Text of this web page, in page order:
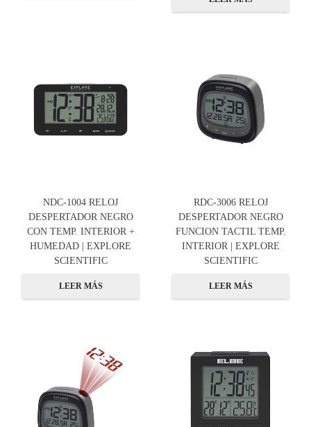
NDC-1004 RELOJ
DESPERTADOR NEGRO
CON TEMP. INTERIOR +
HUMEDAD | EXPLORE
SCIENTIFIC
LEER MÁS
RDC-3006 RELOJ
DESPERTADOR NEGRO
FUNCION TACTIL TEMP.
INTERIOR | EXPLORE
SCIENTIFIC
LEER MÁS